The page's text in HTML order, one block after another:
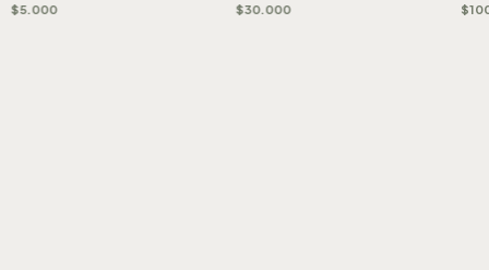
$5.000 $30.000